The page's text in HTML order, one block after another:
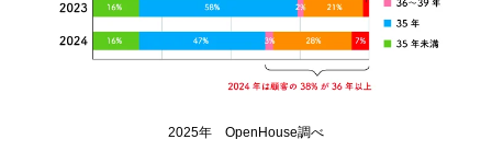
2025年 OpenHouse調べ